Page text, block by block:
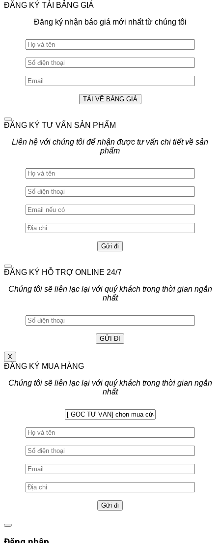
ĐĂNG KÝ TẢI BẢNG GIÁ
Đăng ký nhận báo giá mới nhất từ chúng tôi
ĐĂNG KÝ TƯ VẤN SẢN PHẨM
Liên hệ với chúng tôi để nhận được tư vấn chi tiết về sản
phẩm
ĐĂNG KÝ HỖ TRỢ ONLINE 24/7
Chúng tôi sẽ liên lạc lại với quý khách trong thời gian ngắn
nhất
X
ĐĂNG KÝ MUA HÀNG
Chúng tôi sẽ liên lạc lại với quý khách trong thời gian ngắn
nhất